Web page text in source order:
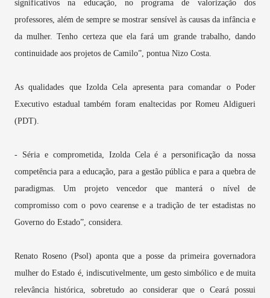
significativos na educação, no programa de valorização dos
professores, além de sempre se mostrar sensível às causas da infância e
da mulher. Tenho certeza que ela fará um grande trabalho, dando
continuidade aos projetos de Camilo”, pontua Nizo Costa.
As qualidades que Izolda Cela apresenta para comandar o Poder
Executivo estadual também foram enaltecidas por Romeu Aldigueri
(PDT).
- Séria e comprometida, Izolda Cela é a personificação da nossa
competência para a educação, para a gestão pública e para a quebra de
paradigmas. Um projeto vencedor que manterá o nível de
compromisso com o povo cearense e a tradição de ter estadistas no
Governo do Estado”, considera.
Renato Roseno (Psol) aponta que a posse da primeira governadora
mulher do Estado é, indiscutivelmente, um gesto simbólico e de muita
relevância histórica, sobretudo ao considerar que o Ceará possui